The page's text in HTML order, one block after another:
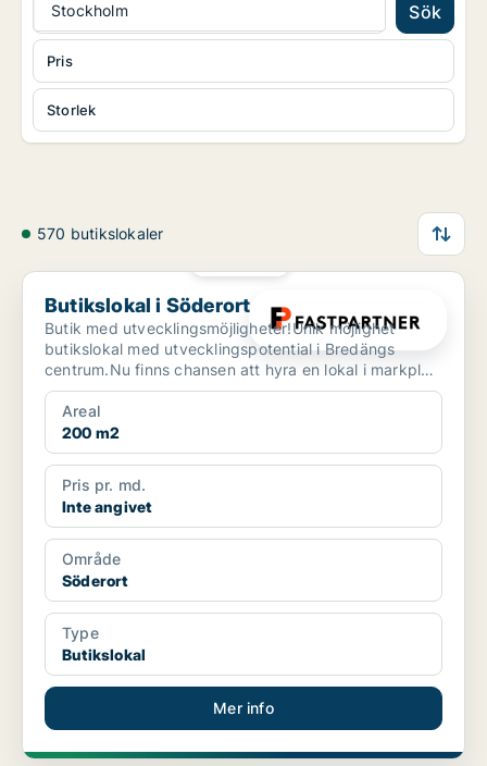
Stockholm Sök
Storlek
Pris
570 butikslokaler
Butikslokal i Söderort
Butikslokal i Söderort
Butik med utvecklingsmöjligheter!Unik möjlighet
butikslokal med utvecklingspotential i Bredängs
centrum.Nu finns chansen att hyra en lokal i markplan
med sto...
Areal
200 m2
Pris pr. md.
Inte angivet
Område
Söderort
Type
Butikslokal
Mer info